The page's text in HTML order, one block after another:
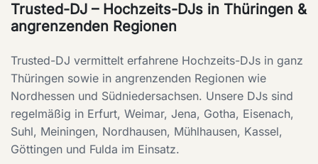
Trusted-DJ – Hochzeits-DJs in Thüringen &
angrenzenden Regionen
Trusted-DJ vermittelt erfahrene Hochzeits-DJs in ganz
Thüringen sowie in angrenzenden Regionen wie
Nordhessen und Südniedersachsen. Unsere DJs sind
regelmäßig in Erfurt, Weimar, Jena, Gotha, Eisenach,
Suhl, Meiningen, Nordhausen, Mühlhausen, Kassel,
Göttingen und Fulda im Einsatz.